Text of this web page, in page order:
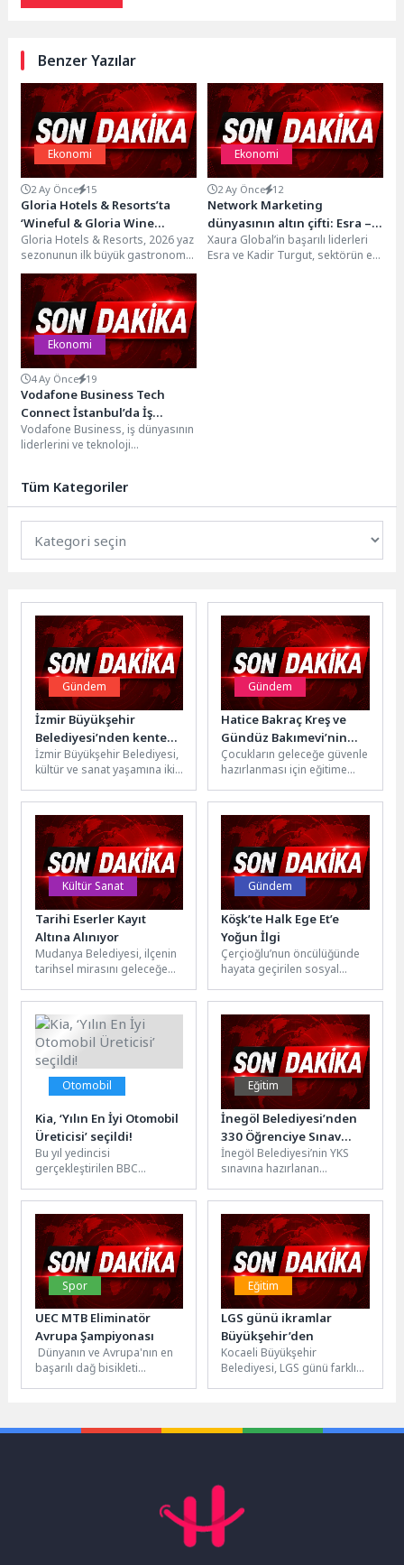
Benzer Yazılar
Ekonomi
2 Ay Önce 15
Gloria Hotels & Resorts’ta
‘Wineful & Gloria Wine
Tasting Festival’ Büyük İlgi
Gördü
Gloria Hotels & Resorts, 2026 yaz
sezonunun ilk büyük gastronomi
buluşmalarından birine ev
sahipliği yaptı....
Ekonomi
2 Ay Önce 12
Network Marketing
dünyasının altın çifti: Esra –
Kadir Turgut
Xaura Global’in başarılı liderleri
Esra ve Kadir Turgut, sektörün en
Ekonomi
4 Ay Önce 19
Vodafone Business Tech
Connect İstanbul’da İş
Dünyasının Dijital Geleceği
Konuşuldu
Vodafone Business, iş dünyasının
liderlerini ve teknoloji
getirdi....
Tüm Kategoriler
Gündem
İzmir Büyükşehir
Belediyesi’nden kente
iki yeni orkestra
İzmir Büyükşehir Belediyesi,
kültür ve sanat yaşamına iki
İzBB Smyrna Ensemble
Orkestrası...
Gündem
Hatice Bakraç Kreş ve
Gündüz Bakımevi’nin
Temeli Atıldı
Çocukların geleceğe güvenle
hazırlanması için eğitime
sürdüren Osmangazi
Belediyesi, Hatice Bakraç
Kreş...
Kültür Sanat
Tarihi Eserler Kayıt
Altına Alınıyor
Mudanya Belediyesi, ilçenin
tarihsel mirasını geleceğe
envanter projesi başlattı.
Osmanlı döneminden...
Gündem
Köşk’te Halk Ege Et’e
Yoğun İlgi
Çerçioğlu’nun öncülüğünde
hayata geçirilen sosyal
biri olan Halk Ege Et, mobil
satış aracı...
Otomobil
Kia, ‘Yılın En İyi Otomobil
Üreticisi’ seçildi!
Bu yıl yedincisi
gerçekleştirilen BBC
başarılı elektrikli araçları ve
sektörde dönüşüme...
Eğitim
İnegöl Belediyesi’nden
330 Öğrenciye Sınav
Öncesi Rehberlik Desteği
İnegöl Belediyesi’nin YKS
sınavına hazırlanan
Akademik Rehberlik ve Sınav
Destek Programından 330...
Spor
UEC MTB Eliminatör
Avrupa Şampiyonası
Dünyanın ve Avrupa'nın en
başarılı dağ bisikleti
Eğitim
LGS günü ikramlar
Büyükşehir’den
Kocaeli Büyükşehir
Belediyesi, LGS günü farklı